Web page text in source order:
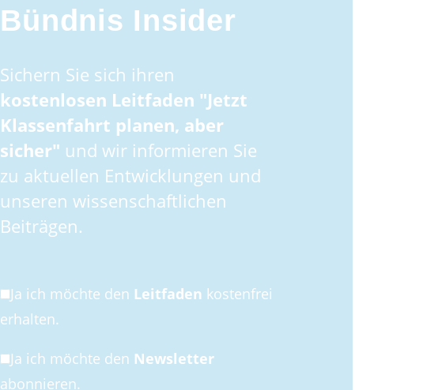
Bündnis Insider
Sichern Sie sich ihren
kostenlosen Leitfaden "Jetzt
Klassenfahrt planen, aber
sicher" und wir informieren Sie
zu aktuellen Entwicklungen und
unseren wissenschaftlichen
Beiträgen.
Ja ich möchte den Leitfaden kostenfrei
erhalten.
Ja ich möchte den Newsletter
abonnieren.